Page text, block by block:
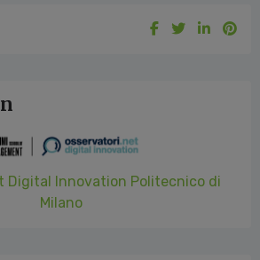
Digital Innovation Politecnico di
Milano